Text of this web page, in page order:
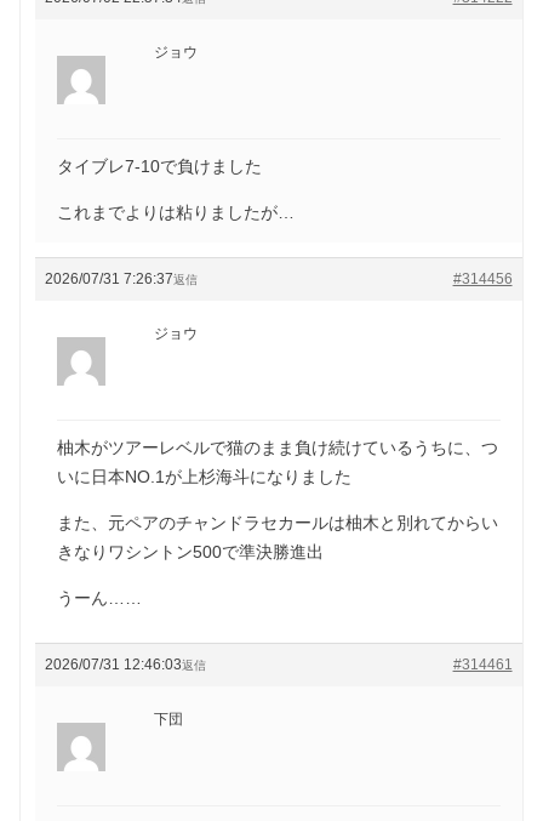
ジョウ
タイブレ7-10で負けました
これまでよりは粘りましたが…
2026/07/31 7:26:37 #314456
返信
ジョウ
柚木がツアーレベルで猫のまま負け続けているうちに、つ
いに日本NO.1が上杉海斗になりました
また、元ペアのチャンドラセカールは柚木と別れてからい
きなりワシントン500で準決勝進出
うーん……
2026/07/31 12:46:03 #314461
返信
下団